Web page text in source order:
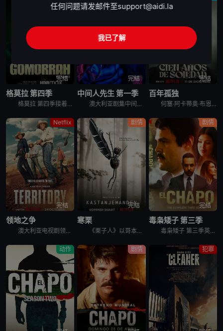
完结
格莫拉 第四季
格莫拉 第四季接着第三季出乎意料的结局，在第四季，杰尼和帕特莉西娅必须建立新的权力制衡体系，与此同时，恩佐和瓦莱里奥需要巩固他们的帮派在那不勒斯市中心的统治地位。他们两方都将面临新的威胁与敌人。为
完结
中间人先生 第一季
澳大利亚剧集中间人先生 第一季英文名为Mr Inbetween Season 1，Scott Ryan主创兼主演﹑Nash Edgerton执导的喜剧《中间人先生 Mr Inbetween》获FX
完结
百年孤独
何塞·阿卡蒂奥·布恩迪亚和乌苏拉·伊瓜兰这对表兄妹不顾父母的反对结婚了，他们离开了村庄，踏上了寻找新家园的漫长旅程。在朋友和冒险家的陪伴下，他们最终在一条有史前石头的河岸旁建立了一座乌托邦小镇，并
Netflix
完结
领地之争
澳大利亚电视剧领地之争 Territory讲述的是：世界上最大的养牛场没有明确的继任者，而代际冲突可能会导致劳森家族的分裂。察觉到这个曾经盛大的王朝正在衰落后，澳大利亚内地最大的几伙势力（敌对的牛
剧情
完结
寒栗
《栗子人》以哥本哈根宁静的郊外为背景，在十月份一个狂风大作的早晨，警察发现了一件恐怖的事情。一名年轻女子在操场被残忍谋杀，并且她的一只手不见了。她的身旁放了一个用栗子做成的小人。雄心勃勃的年轻侦探
剧情
完结
毒枭矮子 第三季
毒枭矮子 第三季英文名为El Chapo Season 3，是2018年墨西哥剧情剧集。The DEA is alarmed by the expansive growth of El Chapo
动作 剧情 犯罪
任何问题请发邮件至support@aidi.la
我已了解